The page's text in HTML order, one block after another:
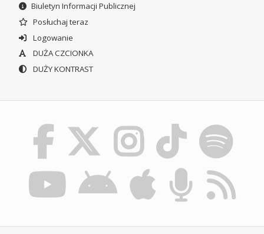
Biuletyn Informacji Publicznej
Posłuchaj teraz
Logowanie
DUŻA CZCIONKA
DUŻY KONTRAST